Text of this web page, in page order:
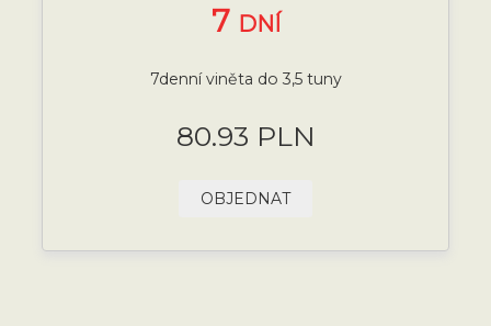
7 DNÍ
7denní viněta do 3,5 tuny
80.93 PLN
OBJEDNAT